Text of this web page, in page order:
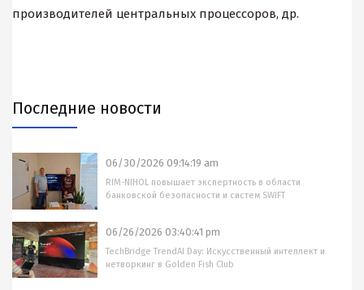
производителей центральных процессоров, др.
Последние новости
06/30/2026 09:14:19 am
RIM-NIHOL повышает экспертность в области
банковской безопасности и систем SWIFT
06/26/2026 03:40:41 pm
TechBridge TrendAI Day: Искусственный интеллект и
нетворкинг в Golden Fish Club